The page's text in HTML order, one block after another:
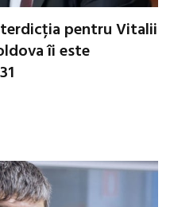
pentru Vitalii
îi este